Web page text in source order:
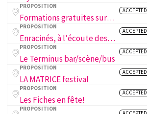
PROPOSITION
Formations gratuites sur la biodiversité des insectes en ville
ACCEPTED
PROPOSITION
Enracinés, à l'écoute des arbres de la ville
ACCEPTED
PROPOSITION
Le Terminus bar/scène/bus
ACCEPTED
PROPOSITION
LA MATRICE festival
ACCEPTED
PROPOSITION
Les Fiches en fête!
ACCEPTED
PROPOSITION